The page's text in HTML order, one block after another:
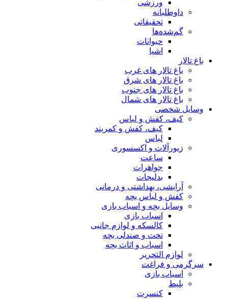
ورزشی
داوطلبانه
تحقیقاتی
گم‌شده‌ها
حیوانات
اشیا
باغ تالار
باغ تالار های غرب
باغ تالار های شرق
باغ تالار های جنوب
باغ تالار های شمال
وسایل شخصی
کیف، کفش و لباس
کیف، کفش و کمربند
لباس
زیورآلات و اکسسوری
ساعت
جواهرات
بدلیجات
آرایشی، بهداشتی و درمانی
کفش و لباس بچه
وسایل بچه و اسباب بازی
اسباب بازی
کالسکه و لوازم جانبی
تخت و صندلی بچه
اسباب و اثاث بچه
لوازم التحریر
سرگرمی و فراغت
اسباب‌ بازی
بلیط
کنسرت